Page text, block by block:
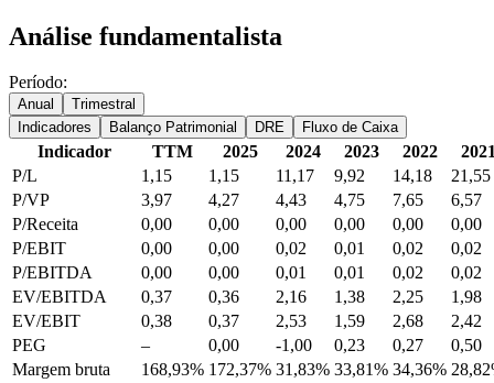
Análise fundamentalista
Período:
Anual
Trimestral
Indicadores
Balanço Patrimonial DRE Fluxo de Caixa
Indicador TTM 2025 2024 2023 2022
P/L
1,15 1,15 11,17 9,92 14,18
21,55
P/VP
3,97 4,27 4,43 4,75 7,65
6,57
P/Receita
0,00 0,00 0,00 0,00 0,00
0,00
P/EBIT
0,00 0,00 0,02 0,01 0,02
0,02
P/EBITDA
0,00 0,00 0,01 0,01 0,02
0,02
EV/EBITDA
0,37 0,36 2,16 1,38 2,25
1,98
EV/EBIT
0,38 0,37 2,53 1,59 2,68
2,42
PEG
– 0,00 -1,00 0,23 0,27
0,50
Margem bruta
168,93% 172,37% 31,83% 33,81% 34,36%